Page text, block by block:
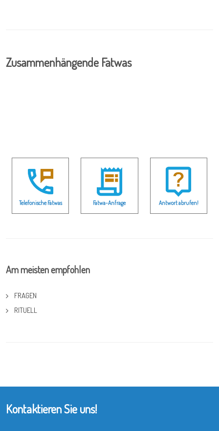
Zusammenhängende Fatwas
Telefonische Fatwas Fatwa-Anfrage Antwort abrufen!
Am meisten empfohlen
FRAGEN
RITUELL
Kontaktieren Sie uns!